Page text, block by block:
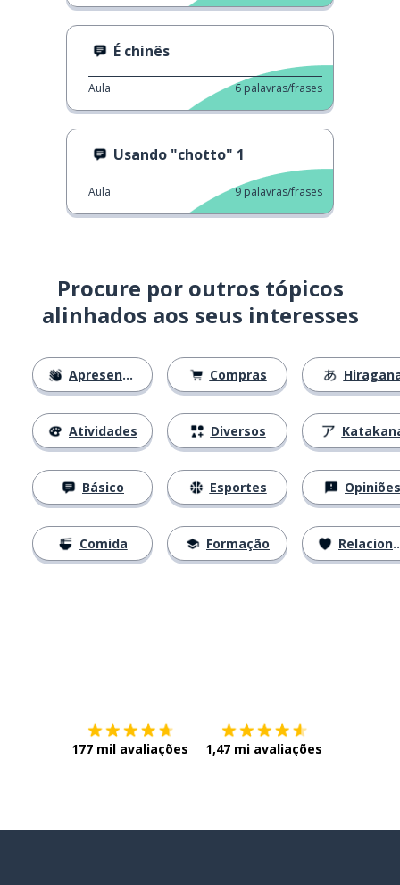
É chinês
Aula 6 palavras/frases
Usando "chotto" 1
Aula 9 palavras/frases
Procure por outros tópicos
alinhados aos seus interesses
Apresentações
Atividades
Básico
Comida
Compras
Diversos
Esportes
Formação
Opiniões
Relacionamentos
177 mil avaliações 1,47 mi avaliações